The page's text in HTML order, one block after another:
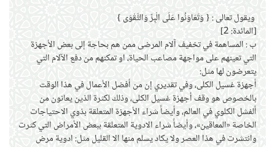
ويقول تعالى : { وَتَعَاوَنُوا عَلَى الْبِرِّ وَالتَّقْوَى }
[المائدة: 2]
ب : المساهمة في تخفيف آلام المرضى ممن هم بحاجة إلى بعض الأجهزة
التي تعينهم على مواجهة مصاعب الحياة، او تمكنهم من دفع الآلام التي
يتعرضون لها مثل:
أجهزة غسيل الكلى، وفي تقديري إن من أفضل الأعمال في هذا الوقت
بالخصوص هو وقف أجهزة غسيل الكلى، وذلك لكثرة الذين يعانون من
ألفشل الكلوي في العالم، وأيضاً شراء الأجهزة المتعلقة بذوي الاحتياجات
الخاصة «المعاقين»، وأيضاً شراء الادوية المتعلقة ببعض الأمراض التي كثرت
وانتشرت في هذا العصر ولا يكاد يسلم منها الا القليل مثل: ادوية مرض